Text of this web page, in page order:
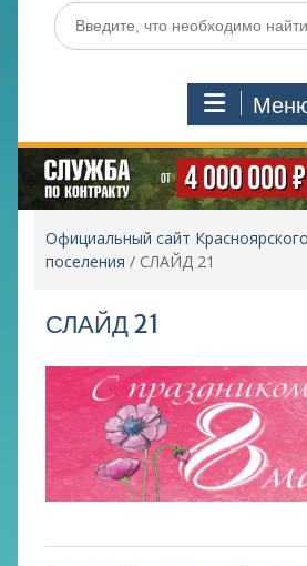
Поиск
по:
Официальный сайт
поселения / СЛАЙД 21
СЛАЙД 21